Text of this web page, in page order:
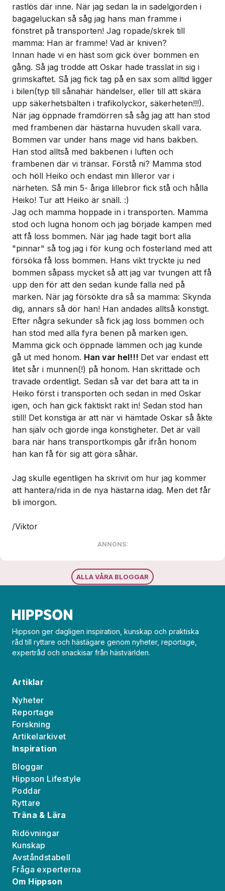
rastlös där inne. När jag sedan la in sadelgjorden i
bagageluckan så såg jag hans man framme i
fönstret på transporten! Jag ropade/skrek till
mamma: Han är framme! Vad är kniven?
Innan hade vi en häst som gick över bommen en
gång. Så jag trodde att Oskar hade trasslat in sig i
grimskaftet. Så jag fick tag på en sax som alltid ligger
i bilen(typ till sånahär händelser, eller till att skära
upp säkerhetsbälten i trafikolyckor, säkerheten!!!).
När jag öppnade framdörren så såg jag att han stod
med frambenen där hästarna huvuden skall vara.
Bommen var under hans mage vid hans bakben.
Han stod alltså med bakbenen i luften och
frambenen där vi tränsar. Förstå ni? Mamma stod
och höll Heiko och endast min lilleror var i
närheten. Så min 5- åriga lillebror fick stå och hålla
Heiko! Tur att Heiko är snäll. :)
Jag och mamma hoppade in i transporten. Mamma
stod och lugna honom och jag började kampen med
att få loss bommen. När jag hade tagit bort alla
"pinnar" så tog jag i för kung och fosterland med att
försöka få loss bommen. Hans vikt tryckte ju ned
bommen såpass mycket så att jag var tvungen att få
upp den för att den sedan kunde falla ned på
marken. När jag försökte dra så sa mamma: Skynda
dig, annars så dör han! Han andades alltså konstigt.
Efter några sekunder så fick jag loss bommen och
han stod med alla fyra benen på marken igen.
Mamma gick och öppnade lämmen och jag kunde
gå ut med honom. Han var hel!!! Det var endast ett
litet sår i munnen(!) på honom. Han skrittade och
travade ordentligt. Sedan så var det bara att ta in
Heiko först i transporten och sedan in med Oskar
igen, och han gick faktiskt rakt in! Sedan stod han
still! Det konstiga är att när vi hämtade Oskar så åkte
han själv och gjorde inga konstigheter. Det är väll
bara när hans transportkompis går ifrån honom
han kan få för sig att göra såhär.
Jag skulle egentligen ha skrivit om hur jag kommer
att hantera/rida in de nya hästarna idag. Men det får
bli imorgon.
/Viktor
ANNONS:
ALLA VÅRA BLOGGAR
Hippson ger dagligen inspiration, kunskap och praktiska
råd till ryttare och hästägare genom nyheter, reportage,
expertråd och snackisar från hästvärlden.
Artiklar
Nyheter
Reportage
Forskning
Artikelarkivet
Inspiration
Bloggar
Hippson Lifestyle
Poddar
Ryttare
Träna & Lära
Ridövningar
Kunskap
Avståndstabell
Fråga experterna
Om Hippson